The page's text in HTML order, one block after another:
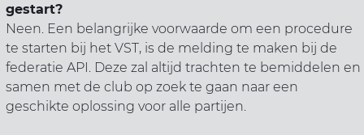
gestart?
Neen. Een belangrijke voorwaarde om een procedure
te starten bij het VST, is de melding te maken bij de
federatie API. Deze zal altijd trachten te bemiddelen en
samen met de club op zoek te gaan naar een
geschikte oplossing voor alle partijen.